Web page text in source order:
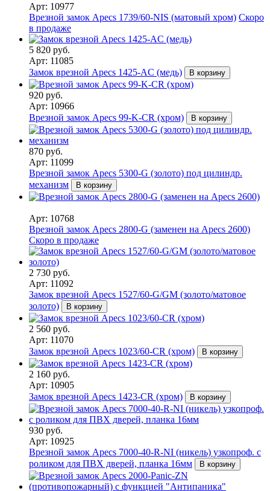
Арт: 10977
Врезной замок Apecs 1739/60-NIS (матовый хром) Скоро
в продаже
5 820 руб.
Арт: 11085
Замок врезной Apecs 1425-AC (медь)
В корзину
920 руб.
Арт: 10966
Врезной замок Apecs 99-K-CR (хром)
В корзину
870 руб.
Арт: 11099
Врезной замок Apecs 5300-G (золото) под цилиндр.
механизм
В корзину
Арт: 10768
Врезной замок Apecs 2800-G (заменен на Apecs 2600)
Скоро в продаже
2 730 руб.
Арт: 11092
Замок врезной Apecs 1527/60-G/GM (золото/матовое
золото)
В корзину
2 560 руб.
Арт: 11070
Замок врезной Apecs 1023/60-CR (хром)
В корзину
2 160 руб.
Арт: 10905
Замок врезной Apecs 1423-CR (хром)
В корзину
930 руб.
Арт: 10925
Врезной замок Apecs 7000-40-R-NI (никель) узкопроф. с
роликом для ПВХ дверей, планка 16мм
В корзину